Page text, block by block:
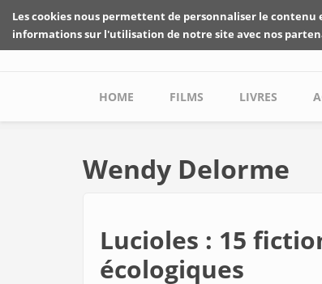
Skip to main content
Main menu
HOME FILMS LIVRES
Wendy Delorme
Lucioles : 15
écologiques
Les cookies nous permettent de personnaliser le
informations sur l'utilisation de notre site avec nos